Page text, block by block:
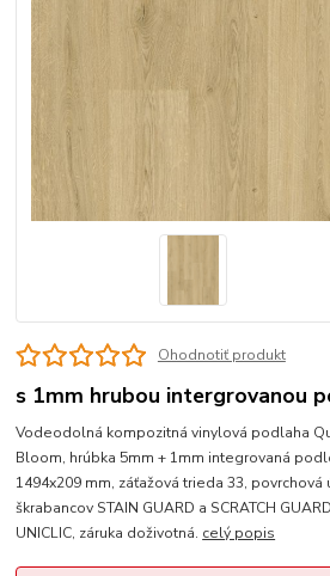
Ohodnotiť produkt
s 1mm hrubou intergrovanou
Vodeodolná kompozitná vinylová podlaha
Bloom, hrúbka 5mm + 1mm integrovaná
1494x209 mm, záťažová trieda 33,
škrabancov STAIN GUARD a SCRATCH
UNICLIC, záruka doživotná. celý popis